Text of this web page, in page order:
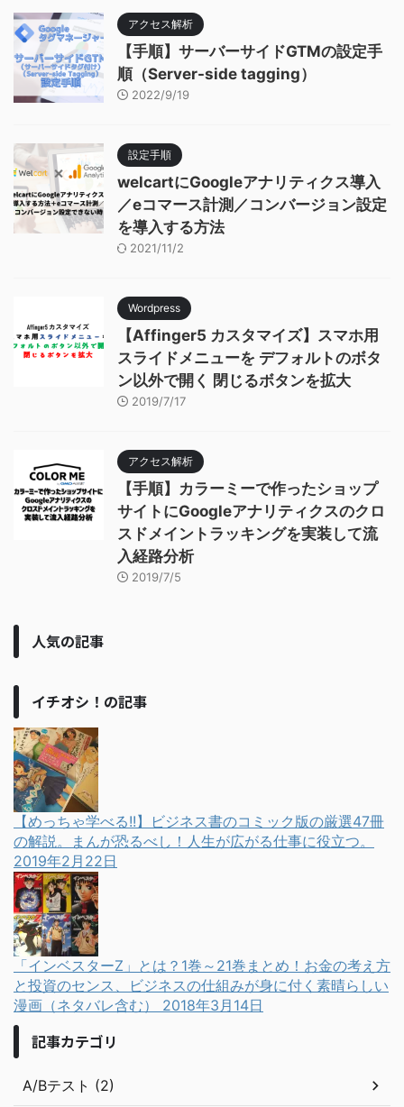
アクセス解析
【手順】サーバーサイドGTMの設定手
順（Server-side tagging）
2022/9/19
設定手順
welcartにGoogleアナリティクス導入
／eコマース計測／コンバージョン設定
を導入する方法
2021/11/2
Wordpress
【Affinger5 カスタマイズ】スマホ用
スライドメニューを デフォルトのボタ
ン以外で開く 閉じるボタンを拡大
2019/7/17
アクセス解析
【手順】カラーミーで作ったショップ
サイトにGoogleアナリティクスのクロ
スドメイントラッキングを実装して流
入経路分析
2019/7/5
人気の記事
イチオシ！の記事
【めっちゃ学べる!!】ビジネス書のコミック版の厳選47冊
の解説。まんが恐るべし！人生が広がる仕事に役立つ。
2019年2月22日
「インベスターZ」とは？1巻～21巻まとめ！お金の考え方
と投資のセンス、ビジネスの仕組みが身に付く素晴らしい
漫画（ネタバレ含む） 2018年3月14日
記事カテゴリ
A/Bテスト (2)